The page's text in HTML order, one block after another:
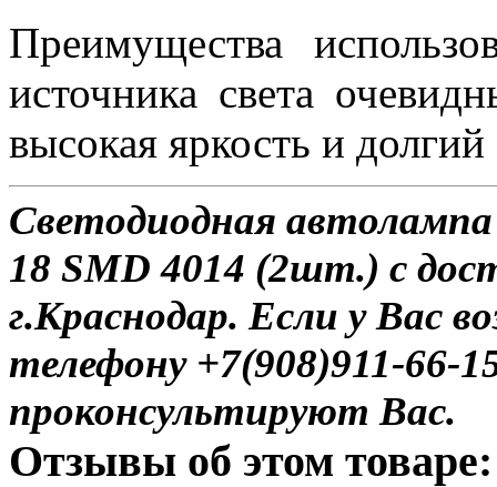
Преимущества
источника света
высокая яркость и
Светодиодная автолампа
18 SMD 4014 (2шт.) с
г.Краснодар. Если у Вас
телефону +7(908)911-
проконсультируют Вас.
Отзывы об этом товаре: